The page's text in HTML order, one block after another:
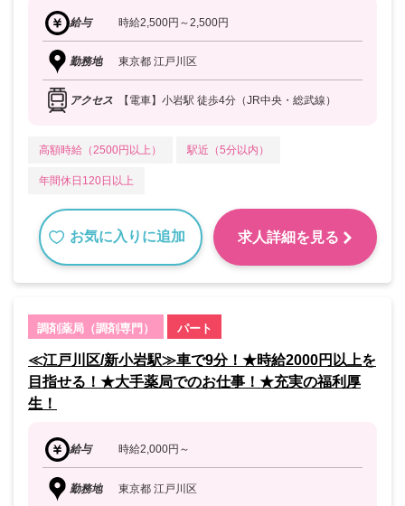
給与 時給2,500円～2,500円
勤務地 東京都 江戸川区
アクセス 【電車】小岩駅 徒歩4分（JR中央・総武線）
高額時給（2500円以上） 駅近（5分以内）
年間休日120日以上
お気に入りに追加 求人詳細を見る
調剤薬局（調剤専門） パート
≪江戸川区/新小岩駅≫車で9分！★時給2000円以上を
目指せる！★大手薬局でのお仕事！★充実の福利厚
生！
給与 時給2,000円～
勤務地 東京都 江戸川区